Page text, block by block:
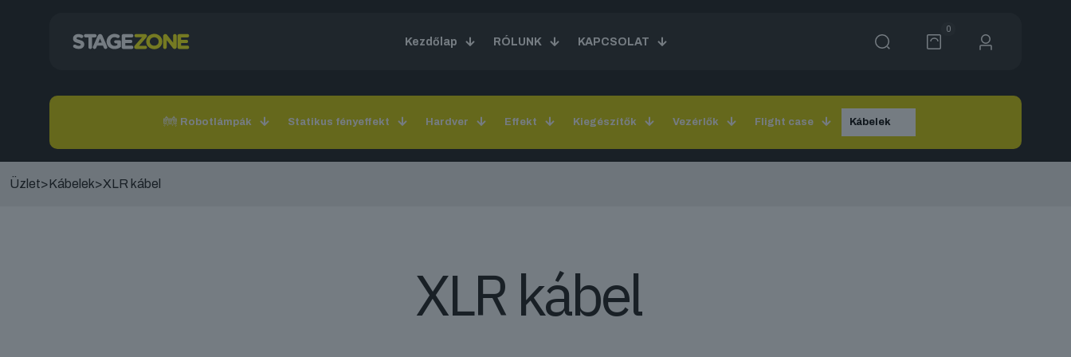
Kezdőlap RÓLUNK KAPCSOLAT
0
Robotlámpák Statikus fényeffekt Hardver Effekt Kiegészítők Vezérlők Flight case Kábelek
Üzlet>Kábelek>XLR kábel
XLR kábel